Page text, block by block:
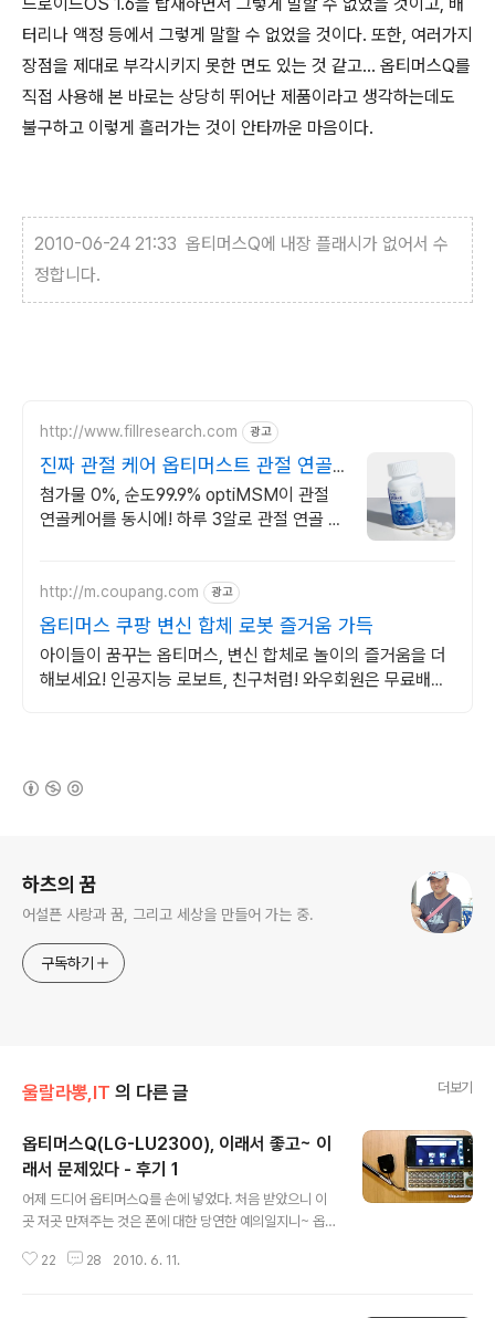
터리나 액정 등에서 그렇게 말할 수 없었을 것이다. 또한, 여러가지
장점을 제대로 부각시키지 못한 면도 있는 것 같고... 옵티머스Q를
직접 사용해 본 바로는 상당히 뛰어난 제품이라고 생각하는데도
불구하고 이렇게 흘러가는 것이 안타까운 마음이다.
2010-06-24 21:33 옵티머스Q에 내장 플래시가 없어서 수
정합니다.
http://www.fillresearch.com 광고
진짜 관절 케어 옵티머스트 관절 연골
집중 케어
첨가물 0%, 순도99.9% optiMSM이 관절
연골케어를 동시에! 하루 3알로 관절 연골 통
http://m.coupang.com 광고
옵티머스 쿠팡 변신 합체 로봇 즐거움 가득
아이들이 꿈꾸는 옵티머스, 변신 합체로 놀이의 즐거움을 더
해보세요! 인공지능 로보트, 친구처럼! 와우회원은 무료배송
하츠의 꿈
어설픈 사랑과 꿈, 그리고 세상을 만들어 가는 중.
구독하기
울랄라뽕,IT 의 다른 글 더보기
옵티머스Q(LG-LU2300), 이래서 좋고~ 이
래서 문제있다 - 후기 1
어제 드디어 옵티머스Q를 손에 넣었다. 처음 받았으니 이
곳 저곳 만져주는 것은 폰에 대한 당연한 예의일지니~ 옵
훌터 본 것 같다. - 안드로이드폰의 사진과 파일을 PC로 옮
22 28 2010. 6. 11.